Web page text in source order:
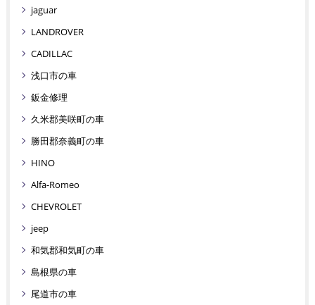
jaguar
LANDROVER
CADILLAC
浅口市の車
鈑金修理
久米郡美咲町の車
勝田郡奈義町の車
HINO
Alfa-Romeo
CHEVROLET
jeep
和気郡和気町の車
島根県の車
尾道市の車